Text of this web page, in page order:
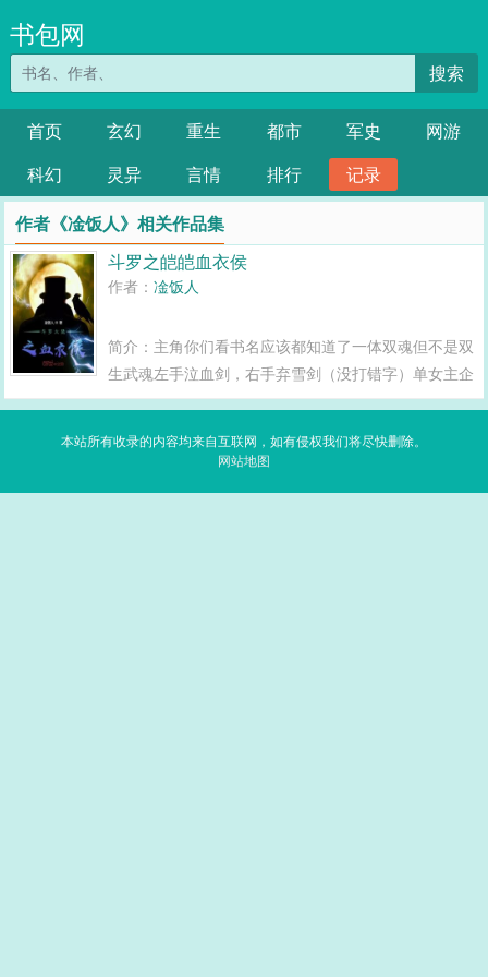
书包网
搜索
首页 玄幻 重生 都市 军史
网游
科幻
灵异 言情 排行 记录
作者《凎饭人》相关作品集
斗罗之皑皑血衣侯
作者：凎饭人
简介：主角你们看书名应该都知道了一体双魂但不是双
生武魂左手泣血剑，右手弃雪剑（没打错字）单女主企
鹅群823247254...
本站所有收录的内容均来自互联网，如有侵权我们将尽快删除。
网站地图